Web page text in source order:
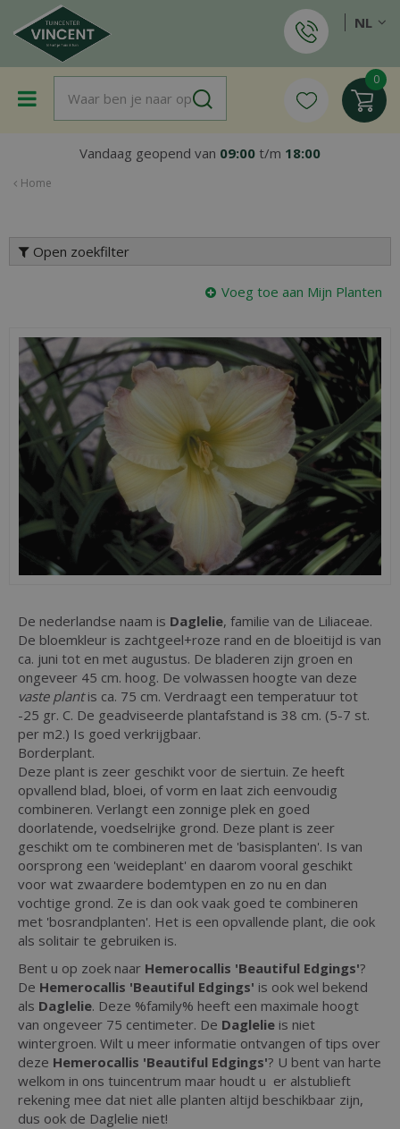
a
Home
Vandaag geopend van 09:00 t/m 18:00
NL
Open zoekfilter
Voeg toe aan Mijn Planten
De nederlandse naam is Daglelie, familie van de Liliaceae.
De bloemkleur is zachtgeel+roze rand en de bloeitijd is van
ca. juni tot en met augustus. De bladeren zijn groen en
ongeveer 45 cm. hoog. De volwassen hoogte van deze
vaste plantis ca. 75 cm. Verdraagt een temperatuur tot
-25 gr. C. De geadviseerde plantafstand is 38 cm. (5-7 st.
per m2.) Is goed verkrijgbaar.
Borderplant.
Deze plant is zeer geschikt voor de siertuin. Ze heeft
opvallend blad, bloei, of vorm en laat zich eenvoudig
combineren. Verlangt een zonnige plek en goed
doorlatende, voedselrijke grond. Deze plant is zeer
geschikt om te combineren met de 'basisplanten'. Is van
oorsprong een 'weideplant' en daarom vooral geschikt
voor wat zwaardere bodemtypen en zo nu en dan
vochtige grond. Ze is dan ook vaak goed te combineren
met 'bosrandplanten'. Het is een opvallende plant, die ook
als solitair te gebruiken is.
Bent u op zoek naar Hemerocallis 'Beautiful Edgings'?
De Hemerocallis 'Beautiful Edgings' is ook wel bekend
als Daglelie. Deze %family% heeft een maximale hoogt
van ongeveer 75 centimeter. De Daglelie is niet
wintergroen. Wilt u meer informatie ontvangen of tips over
deze Hemerocallis 'Beautiful Edgings'? U bent van harte
welkom in ons tuincentrum maar houdt u er alstublieft
rekening mee dat niet alle planten altijd beschikbaar zijn,
dus ook de Daglelie niet!